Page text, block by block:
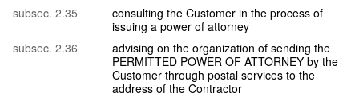
subsec. 2.35
consulting the Customer in the process of
issuing a power of attorney
subsec. 2.36
advising on the organization of sending the
PERMITTED POWER OF ATTORNEY by the
Customer through postal services to the
address of the Contractor